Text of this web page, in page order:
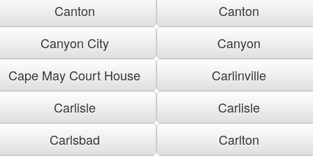
Canton
Canton
Canyon City
Canyon
Cape May Court House
Carlinville
Carlisle
Carlisle
Carlsbad
Carlton